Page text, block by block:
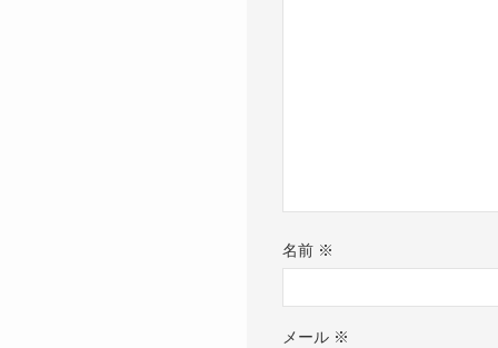
名前 ※
メール ※